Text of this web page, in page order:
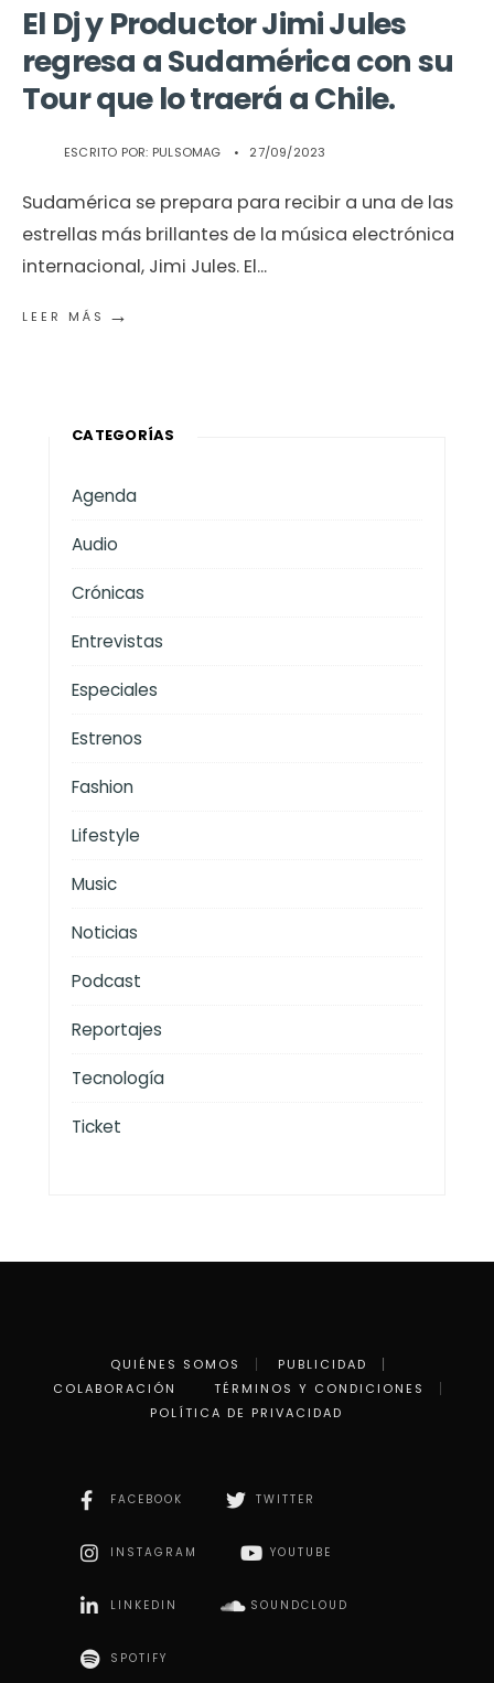
El Dj y Productor Jimi Jules
regresa a Sudamérica con su
Tour que lo traerá a Chile.
ESCRITO POR: PULSOMAG • 27/09/2023
Sudamérica se prepara para recibir a una de las
estrellas más brillantes de la música electrónica
internacional, Jimi Jules. El...
LEER MÁS →
CATEGORÍAS
Agenda
Audio
Crónicas
Entrevistas
Especiales
Estrenos
Fashion
Lifestyle
Music
Noticias
Podcast
Reportajes
Tecnología
Ticket
QUIÉNES SOMOS
PUBLICIDAD
COLABORACIÓN
TÉRMINOS Y CONDICIONES
POLÍTICA DE PRIVACIDAD
FACEBOOK TWITTER
INSTAGRAM YOUTUBE
LINKEDIN SOUNDCLOUD
SPOTIFY